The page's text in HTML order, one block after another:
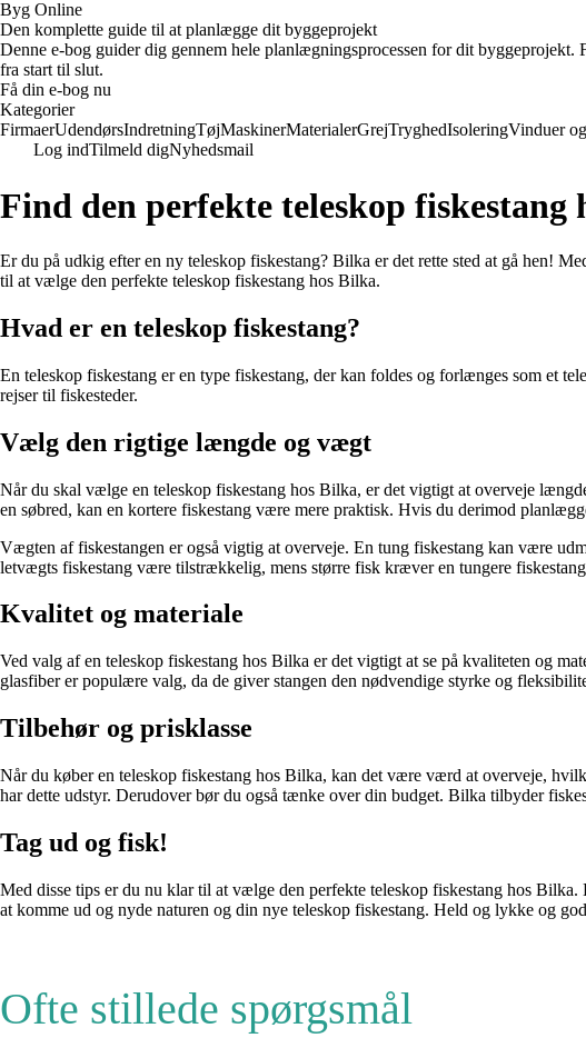
Byg Online
Den komplette guide til at planlægge dit byggeprojekt
Denne e-bog guider dig gennem hele planlægningsprocessen for dit
fra start til slut.
Få din e-bog nu
Kategorier
FirmaerUdendørsIndretningTøjMaskinerMaterialerGrejTryghedIsoleringVinduer
Log indTilmeld digNyhedsmail
Find den perfekte teleskop fiskestang
Er du på udkig efter en ny teleskop fiskestang? Bilka er det rette sted at gå hen!
til at vælge den perfekte teleskop fiskestang hos Bilka.
Hvad er en teleskop fiskestang?
En teleskop fiskestang er en type fiskestang, der kan foldes og forlænges som et
rejser til fiskesteder.
Vælg den rigtige længde og vægt
Når du skal vælge en teleskop fiskestang hos Bilka, er det vigtigt at overveje
en søbred, kan en kortere fiskestang være mere praktisk. Hvis du derimod
Vægten af fiskestangen er også vigtig at overveje. En tung fiskestang kan være
letvægts fiskestang være tilstrækkelig, mens større fisk kræver en tungere
Kvalitet og materiale
Ved valg af en teleskop fiskestang hos Bilka er det vigtigt at se på kvaliteten og
glasfiber er populære valg, da de giver stangen den nødvendige styrke og
Tilbehør og prisklasse
Når du køber en teleskop fiskestang hos Bilka, kan det være værd at overveje,
har dette udstyr. Derudover bør du også tænke over din budget. Bilka tilbyder
Tag ud og fisk!
Med disse tips er du nu klar til at vælge den perfekte teleskop fiskestang hos
at komme ud og nyde naturen og din nye teleskop fiskestang. Held og lykke og
Ofte stillede spørgsmål